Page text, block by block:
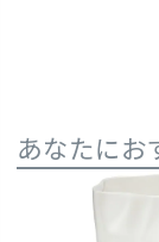
あなたにお